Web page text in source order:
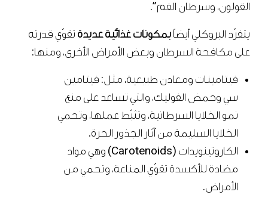
القولون، وسرطان الفم”.
يتفرّد البروكلي أيضاًبمكونات غذائية عديدة تقوّي قدرته
على مكافحة السرطان وبعض الأمراض الأخرى، ومنها:
فيتامينات ومعادن طبيعية، مثل: فيتامين
سي وحمض الفوليك، والتي تساعد على منع
نمو الخلايا السرطانية، وتثبّط عملها، وتحمي
الخلايا السليمة من آثار الجذور الحرة.
الكاروتينويدات (Carotenoids) وهي مواد
مضادة للأكسدة تقوّي المناعة، وتحمي من
الأمراض.